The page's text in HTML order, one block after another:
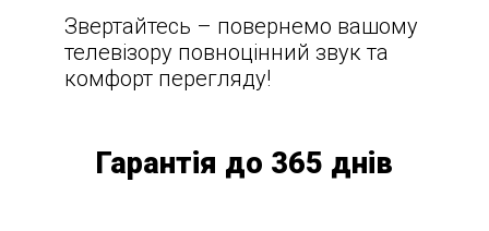
Звертайтесь – повернемо вашому
телевізору повноцінний звук та
комфорт перегляду!
Гарантія до 365 днів